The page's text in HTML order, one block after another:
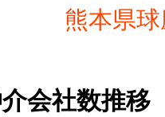
熊本県
会社数推移